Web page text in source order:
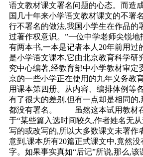
语文教材课文署名问题的心态。而造
国几十年来小学语文教材课文的不署
行不署名的做法,我国小学生在作品的
过著作权意识。”一位中学老师尖
有两本书,一本是记者本人20年前用过
是小学语文课本,它由北京教育科学研
究中心编著,经教育部中小学教材审定
京的一些小学正在使用的九年义务教
用课本第四册。从内容、编排体例等
有了很大的差别,但有一点却是相同的
都没有署名。 虽然这本试用教材在
于“某些篇入选时间较久,作者姓名无
写的或改写的,所以大多数课文未署作
意到,课本所有20篇正式课文中,竟然
字。如果事实真如“后记”所说,那么,该